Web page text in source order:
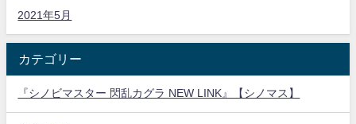
2021年5月
カテゴリー
『シノビマスター 閃乱カグラ NEW LINK』【シノマス】